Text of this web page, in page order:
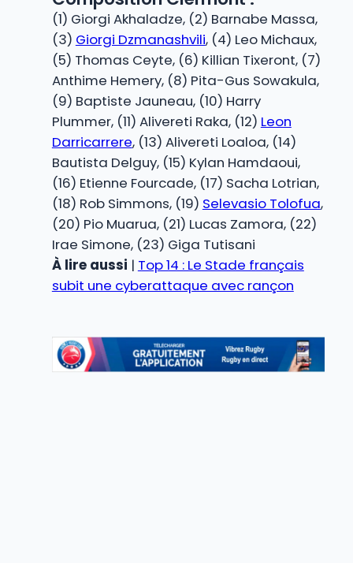
(1) Giorgi Akhaladze, (2) Barnabe Massa,
(3) Giorgi Dzmanashvili, (4) Leo Michaux,
(5) Thomas Ceyte, (6) Killian Tixeront, (7)
Anthime Hemery, (8) Pita-Gus Sowakula,
(9) Baptiste Jauneau, (10) Harry
Plummer, (11) Alivereti Raka, (12) Leon
Darricarrere, (13) Alivereti Loaloa, (14)
Bautista Delguy, (15) Kylan Hamdaoui,
(16) Etienne Fourcade, (17) Sacha Lotrian,
(18) Rob Simmons, (19) Selevasio Tolofua,
(20) Pio Muarua, (21) Lucas Zamora, (22)
Irae Simone, (23) Giga Tutisani
À lire aussi | Top 14 : Le Stade français
subit une cyberattaque avec rançon